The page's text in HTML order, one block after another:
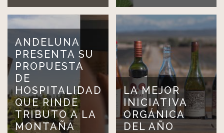
ANDELUNA
PRESENTA SU
PROPUESTA
DE
HOSPITALIDAD
QUE RINDE
TRIBUTO A LA
MONTAÑA
LA MEJOR
INICIATIVA
ORGÁNICA
DEL AÑO